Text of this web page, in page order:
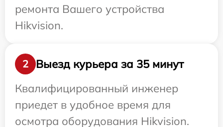
ремонта Вашего устройства
Hikvision.
2
Выезд курьера за 35 минут
Квалифицированный инженер
приедет в удобное время для
осмотра оборудования Hikvision.